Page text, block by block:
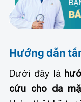
Hướng dẫn
Dưới đây là
cứu cho da